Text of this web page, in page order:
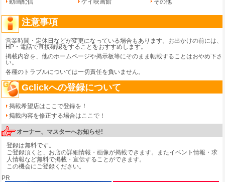
注意事項
営業時間・定休日などが変更になっている場合もあります。お出かけの前には、
HP・電話で直接確認をすることをおすすめします。
掲載内容を、他のホームページや掲示板等にそのまま転載することはおやめ下さ
い。
各種のトラブルについては一切責任を負いません。
Gclickへの登録について
掲載希望店はここで登録を！
掲載内容を修正する場合はここで！
オーナー、マスターへお知らせ!
登録は無料です。
ご登録頂くと、お店の詳細情報・画像が掲載できます。またイベント情報・求
人情報など無料で掲載・宣伝することができます。
この機会にご登録ください。
PR